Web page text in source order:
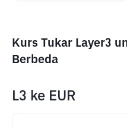
Kurs Tukar Layer3
Berbeda
L3 ke EUR